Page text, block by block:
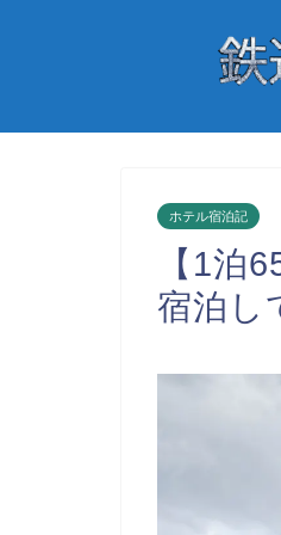
ホテル宿泊記
【1泊
宿泊し